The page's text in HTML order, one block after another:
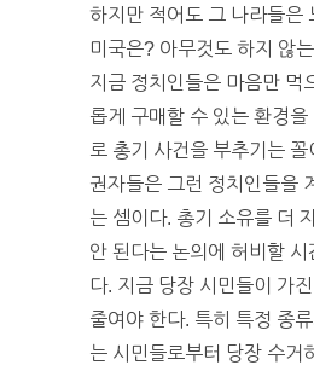
하지만 적어도 그 나라들은
미국은? 아무것도 하지 않
지금 정치인들은 마음만 먹
롭게 구매할 수 있는 환경
로 총기 사건을 부추기는
권자들은 그런 정치인들을
는 셈이다. 총기 소유를 더
안 된다는 논의에 허비할 시
다. 지금 당장 시민들이 가
줄여야 한다. 특히 특정 종
는 시민들로부터 당장 수거